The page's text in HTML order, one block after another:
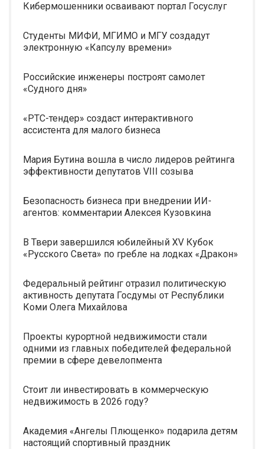
Кибермошенники осваивают портал Госуслуг
Студенты МИФИ, МГИМО и МГУ создадут
электронную «Капсулу времени»
Российские инженеры построят самолет
«Судного дня»
«РТС-тендер» создаст интерактивного
ассистента для малого бизнеса
Мария Бутина вошла в число лидеров рейтинга
эффективности депутатов VIII созыва
Безопасность бизнеса при внедрении ИИ-
агентов: комментарии Алексея Кузовкина
В Твери завершился юбилейный XV Кубок
«Русского Света» по гребле на лодках «Дракон»
Федеральный рейтинг отразил политическую
активность депутата Госдумы от Республики
Коми Олега Михайлова
Проекты курортной недвижимости стали
одними из главных победителей федеральной
премии в сфере девелопмента
Стоит ли инвестировать в коммерческую
недвижимость в 2026 году?
Академия «Ангелы Плющенко» подарила детям
настоящий спортивный праздник